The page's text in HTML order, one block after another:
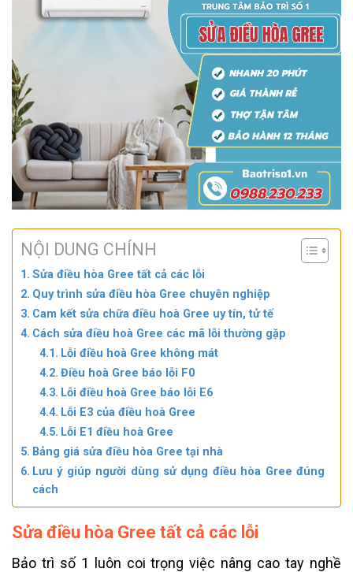
NỘI DUNG CHÍNH
Sửa điều hòa Gree tất cả các lỗi
Quy trình sửa điều hòa Gree chuyên nghiệp
Cam kết sửa chữa điều hoà Gree uy tín, tử tế
Cách sửa điều hoà Gree các mã lỗi thường gặp
Lỗi điều hoà Gree không mát
Điều hoà Gree báo lỗi F0
Lỗi điều hoà Gree báo lỗi E6
Lỗi E3 của điều hoà Gree
Lỗi E1 điều hoà Gree
Bảng giá sửa điều hòa Gree tại nhà
Lưu ý giúp người dùng sử dụng điều hòa Gree đúng
cách
Sửa điều hòa Gree tất cả các lỗi
Bảo trì số 1 luôn coi trọng việc nâng cao tay nghề